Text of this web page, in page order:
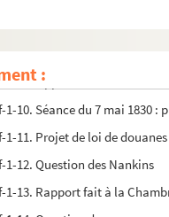
:
1-7. Titrage des potasses
1-8. Lettre adressée par la
1-9. Rapport sur la situation
1-10. Séance du 7 mai 1830 :
1-11. Projet de loi de
1-12. Question des Nankins
1-13. Rapport fait à la